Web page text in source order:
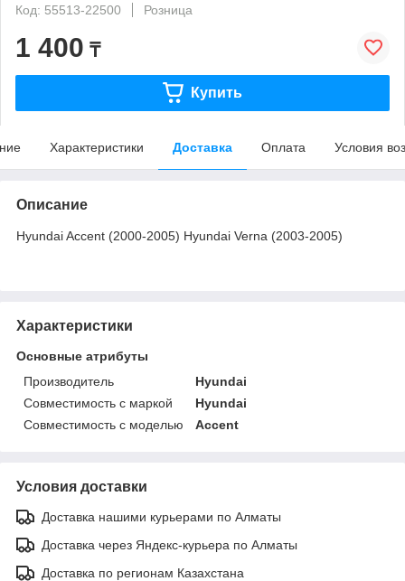
Код: 55513-22500
Розница
1 400 ₸
Купить
Характеристики Доставка Оплата Условия
Описание
Hyundai Accent (2000-2005) Hyundai Verna (2003-2005)
Характеристики
Основные атрибуты
Производитель
Hyundai
Совместимость с маркой
Hyundai
Совместимость с моделью
Accent
Условия доставки
Доставка нашими курьерами по Алматы
Доставка через Яндекс-курьера по Алматы
Доставка по регионам Казахстана